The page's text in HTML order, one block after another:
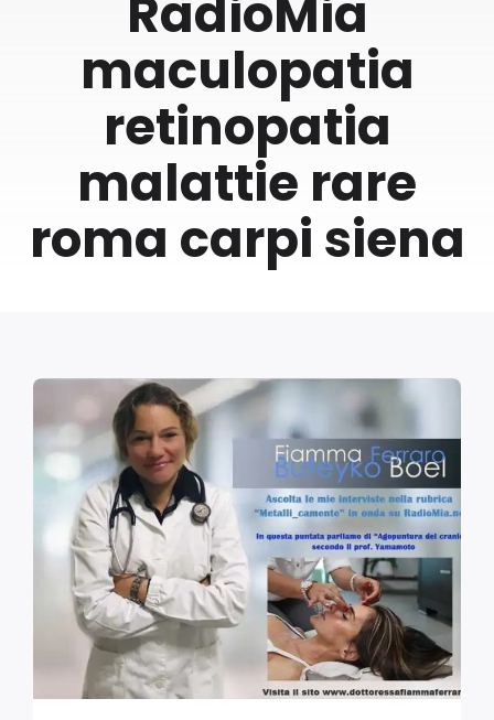
RadioMia
maculopatia
retinopatia
malattie rare
roma carpi siena